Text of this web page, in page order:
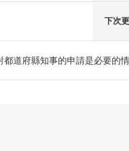
下次
道府縣知事的申請是必要的